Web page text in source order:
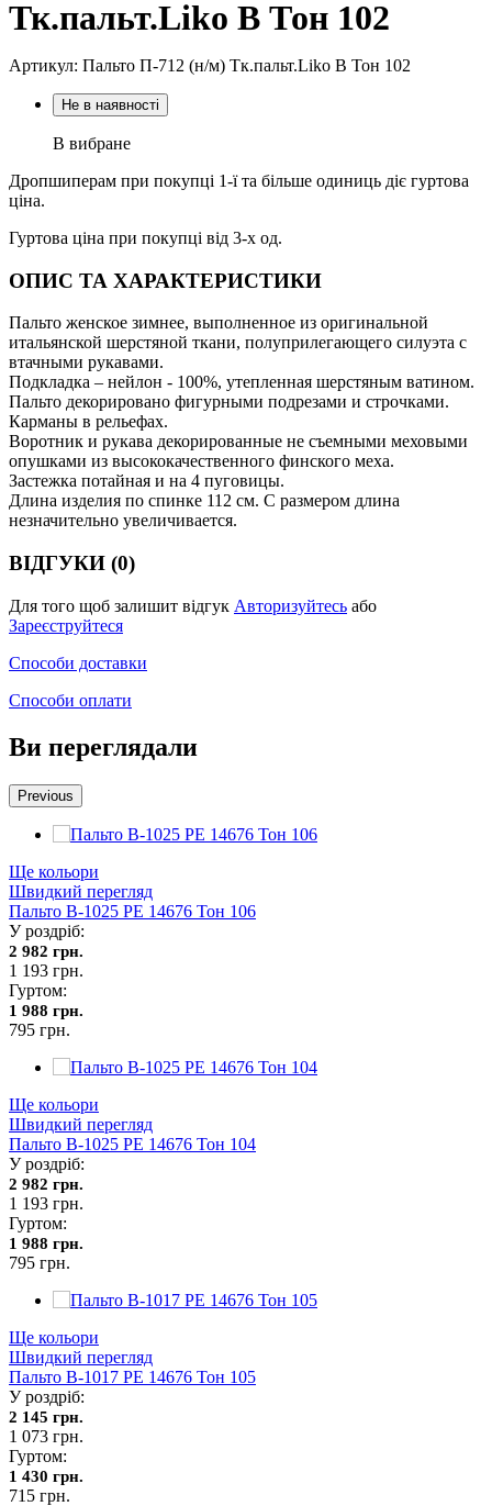
Тк.пальт.Liko В Тон 102
Артикул: Пальто П-712 (н/м) Тк.пальт.Liko В Тон 102
Не в наявності
В вибране
Дропшиперам при покупці 1-ї та більше одиниць діє гуртова
ціна.
Гуртова ціна при покупці від 3-х од.
ОПИС ТА ХАРАКТЕРИСТИКИ
Пальто женское зимнее, выполненное из оригинальной
итальянской шерстяной ткани, полуприлегающего силуэта с
втачными рукавами.
Подкладка – нейлон - 100%, утепленная шерстяным ватином.
Пальто декорировано фигурными подрезами и строчками.
Карманы в рельефах.
Воротник и рукава декорированные не съемными меховыми
опушками из высококачественного финского меха.
Застежка потайная и на 4 пуговицы.
Длина изделия по спинке 112 см. С размером длина
незначительно увеличивается.
ВІДГУКИ (0)
Для того щоб залишит відгук Авторизуйтесь або
Зареєструйтеся
Способи доставки
Способи оплати
Ви переглядали
Previous
Ще кольори
Швидкий перегляд
Пальто В-1025 PE 14676 Тон 106
У роздріб:
2 982 грн.
1 193 грн.
Гуртом:
1 988 грн.
795 грн.
Ще кольори
Швидкий перегляд
Пальто В-1025 PE 14676 Тон 104
У роздріб:
2 982 грн.
1 193 грн.
Гуртом:
1 988 грн.
795 грн.
Ще кольори
Швидкий перегляд
Пальто В-1017 PE 14676 Тон 105
У роздріб:
2 145 грн.
1 073 грн.
Гуртом:
1 430 грн.
715 грн.